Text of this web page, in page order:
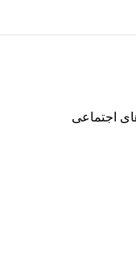
اجتماعی